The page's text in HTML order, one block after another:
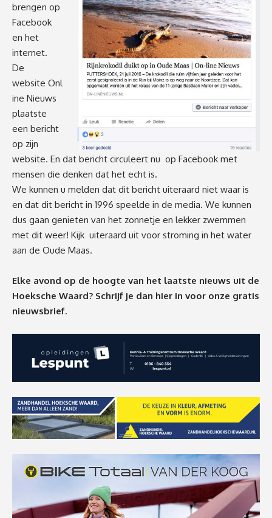
brengen op
Facebook
en het
internet.
De
website Onl
ine Nieuws
plaatste
een bericht
op zijn
website. En dat bericht circuleert nu op Facebook met
mensen die denken dat het echt is.
We kunnen u melden dat dit bericht uiteraard niet waar is
en dat dit bericht in 1996 speelde in de media. We kunnen
dus gaan genieten van het zonnetje en lekker zwemmen
met dit weer! Kijk uiteraard uit voor stroming in het water
aan de Oude Maas.
Elke avond op de hoogte van het laatste nieuws uit de
Hoeksche Waard? Schrijf je dan hier in voor onze gratis
nieuwsbrief.